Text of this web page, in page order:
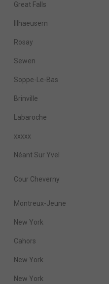
Great Falls
Illhaeusern
Rosay
Sewen
Soppe-Le-Bas
Brinville
Labaroche
xxxxx
Néant Sur Yvel
Cour Cheverny
Montreux-Jeune
New York
Cahors
New York
New York